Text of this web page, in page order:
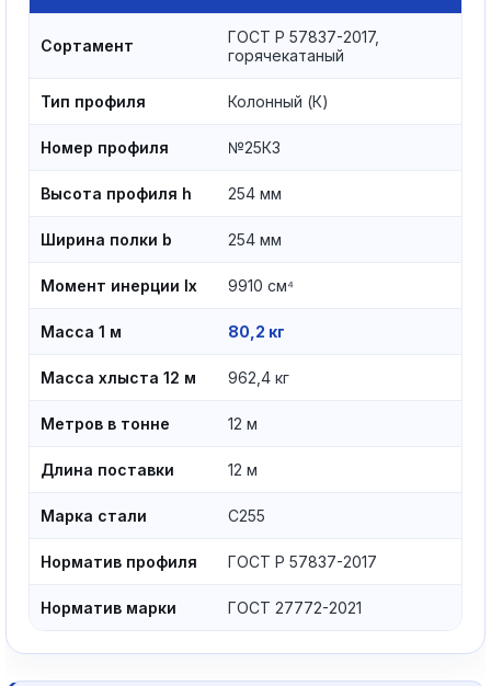
Сортамент
ГОСТ Р 57837-2017,
горячекатаный
Тип профиля Колонный (К)
Номер профиля №25К3
Высота профиля h 254 мм
Ширина полки b 254 мм
Момент инерции Ix 9910 см⁴
Масса 1 м 80,2 кг
Масса хлыста 12 м 962,4 кг
Метров в тонне 12 м
Длина поставки 12 м
Марка стали С255
Норматив профиля ГОСТ Р 57837-2017
Норматив марки ГОСТ 27772-2021